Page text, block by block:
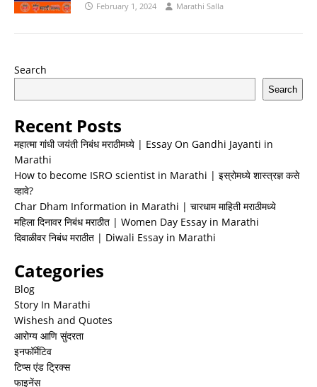
February 1, 2024 Marathi Salla
Search
Search
Recent Posts
महात्मा गांधी जयंती निबंध मराठीमध्ये | Essay On Gandhi Jayanti in
Marathi
How to become ISRO scientist in Marathi | इस्रोमध्ये शास्त्रज्ञ कसे
व्हावे?
Char Dham Information in Marathi | चारधाम माहिती मराठीमध्ये
महिला दिनावर निबंध मराठीत | Women Day Essay in Marathi
दिवाळीवर निबंध मराठीत | Diwali Essay in Marathi
Categories
Blog
Story In Marathi
Wishesh and Quotes
आरोग्य आणि सुंदरता
इनफॉर्मेटिव
टिप्स एंड ट्रिक्स
फाइनेंस